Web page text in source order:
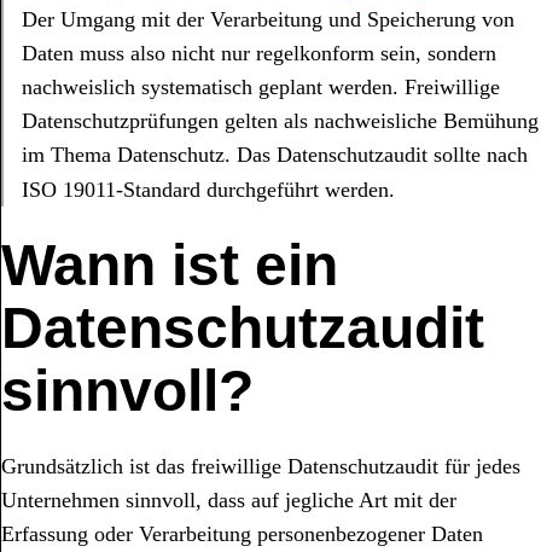
Der Umgang mit der Verarbeitung und Speicherung von
Daten muss also nicht nur regelkonform sein, sondern
nachweislich systematisch geplant werden. Freiwillige
Datenschutzprüfungen gelten als nachweisliche Bemühung
im Thema Datenschutz. Das Datenschutzaudit sollte nach
ISO 19011-Standard durchgeführt werden.
Wann ist ein
Datenschutzaudit
sinnvoll?
Grundsätzlich ist das freiwillige Datenschutzaudit für jedes
Unternehmen sinnvoll, dass auf jegliche Art mit der
Erfassung oder Verarbeitung personenbezogener Daten